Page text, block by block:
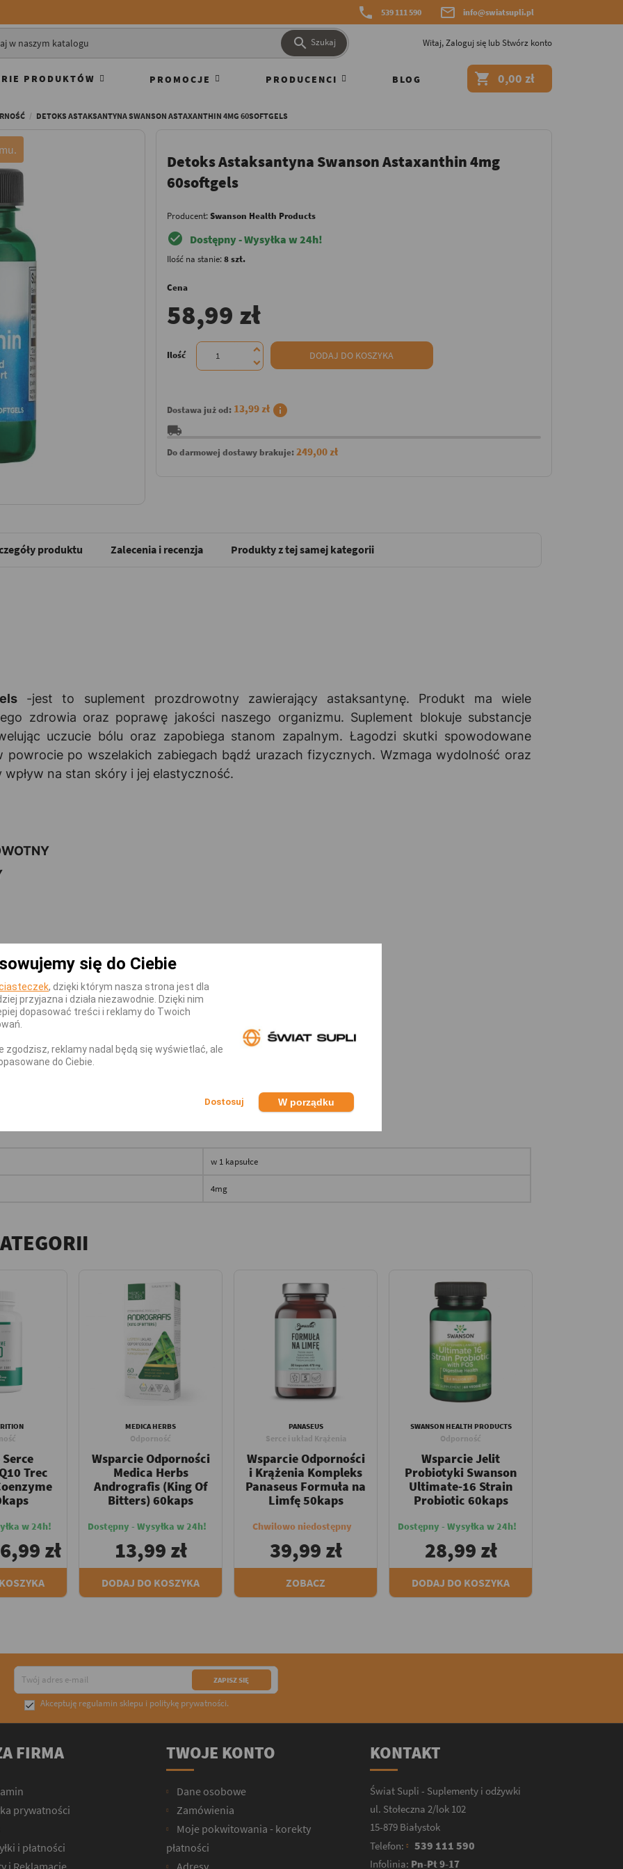
 539 111 590  info@swiatsupli.pl
 Szukaj Witaj,Zaloguj się lubStwórz konto
PRODUKTÓW PROMOCJE PRODUCENCI BLOG  0,00 zł
DETOKS ASTAKSANTYNA SWANSON ASTAXANTHIN 4MG 60SOFTGELS
Detoks Astaksantyna Swanson Astaxanthin 4mg
60softgels
Producent:Swanson Health Products
check_circle Dostępny - Wysyłka w 24h!
Ilość na stanie:8 szt.
Cena
58,99 zł
Ilość DODAJ DO KOSZYKA
Dostawa już od: 13,99 zł info
local_shipping
Do darmowej dostawy brakuje: 249,00 zł
produktu Zalecenia i recenzja Produkty z tej samej kategorii
-jest to suplement prozdrowotny zawierający astaksantynę. Produkt ma wiele
zdrowia oraz poprawę jakości naszego organizmu. Suplement blokuje substancje
uczucie bólu oraz zapobiega stanom zapalnym. Łagodzi skutki spowodowane
powrocie po wszelakich zabiegach bądź urazach fizycznych. Wzmaga wydolność oraz
na stan skóry i jej elastyczność.
WYSIŁKOWĄ
w 1 kapsułce
4mg
Trec
w 24h!
zł
MEDICA HERBS
Odporność
Wsparcie Odporności
Medica Herbs
Andrografis (King Of
Bitters) 60kaps
Dostępny - Wysyłka w 24h!
13,99 zł
DODAJ DO KOSZYKA
PANASEUS
Serce i układ Krążenia
Wsparcie Odporności
i Krążenia Kompleks
Panaseus Formuła na
Limfę 50kaps
Chwilowo niedostępny
39,99 zł
ZOBACZ
SWANSON HEALTH PRODUCTS
Odporność
Wsparcie Jelit
Probiotyki Swanson
Ultimate-16 Strain
Probiotic 60kaps
Dostępny - Wysyłka w 24h!
28,99 zł
DODAJ DO KOSZYKA
 Akceptuję regulamin sklepu i politykę prywatności.
się do Ciebie
, dzięki którym nasza strona jest dla
przyjazna i działa niezawodnie. Dzięki nim
dopasować treści i reklamy do Twoich
zgodzisz, reklamy nadal będą się wyświetlać, ale
do Ciebie.
W porządku
FIRMA
prywatności
i płatności
i Reklamacje
TWOJE KONTO
Dane osobowe
Zamówienia
Moje pokwitowania - korekty
płatności
Adresy
KONTAKT
Świat Supli - Suplementy i odżywki
ul. Stołeczna 2/lok 102
15-879 Białystok
Telefon:
539 111 590
Infolinia: Pn-Pt 9-17